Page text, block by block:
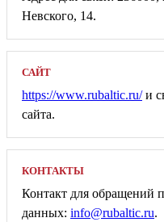
Невского, 14.
САЙТ
https://www.rubaltic.ru/и
сайта.
КОНТАКТЫ
Контакт для обращений
данных: info@rubaltic.ru.